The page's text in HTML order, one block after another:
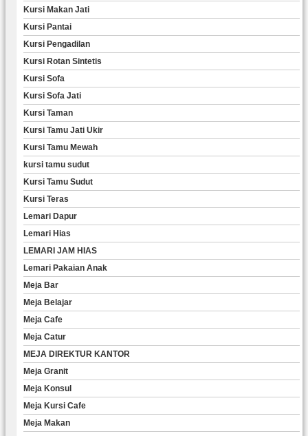
Kursi Makan Jati
Kursi Pantai
Kursi Pengadilan
Kursi Rotan Sintetis
Kursi Sofa
Kursi Sofa Jati
Kursi Taman
Kursi Tamu Jati Ukir
Kursi Tamu Mewah
kursi tamu sudut
Kursi Tamu Sudut
Kursi Teras
Lemari Dapur
Lemari Hias
LEMARI JAM HIAS
Lemari Pakaian Anak
Meja Bar
Meja Belajar
Meja Cafe
Meja Catur
MEJA DIREKTUR KANTOR
Meja Granit
Meja Konsul
Meja Kursi Cafe
Meja Makan